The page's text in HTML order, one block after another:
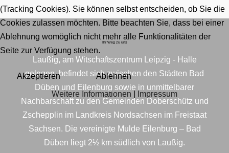
Ihr Weg zu uns
Laußig, am Witschaftszentrum Leipzig - Halle
gelegen, befindet sich zwischen den Städten Bad
Düben und Eilenburg sowie in unmittelbarer
Nachbarschaft zu den Gemeinden Doberschütz und
Zschepplin im Landkreis Nordsachsen im Freistaat
Sachsen. Die vereinigte Mulde Eilenburg – Bad
Düben liegt 2½ km südlich von Laußig.
(Tracking Cookies). Sie können selbst entscheiden, ob Sie die
Cookies zulassen möchten. Bitte beachten Sie, dass bei einer
Ablehnung womöglich nicht mehr alle Funktionalitäten der
Seite zur Verfügung stehen.
Akzeptieren Ablehnen
Weitere Informationen Impressum